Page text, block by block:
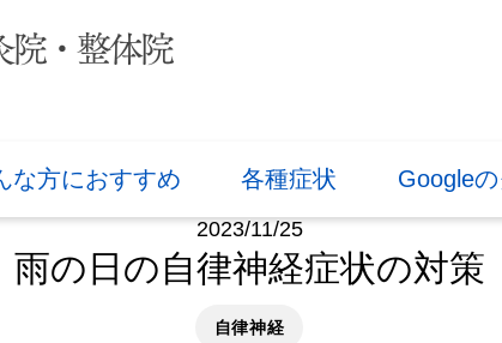
な方におすすめ 各種症状 Googleの
2023/11/25
雨の日の自律神経症状の対策
自律神経